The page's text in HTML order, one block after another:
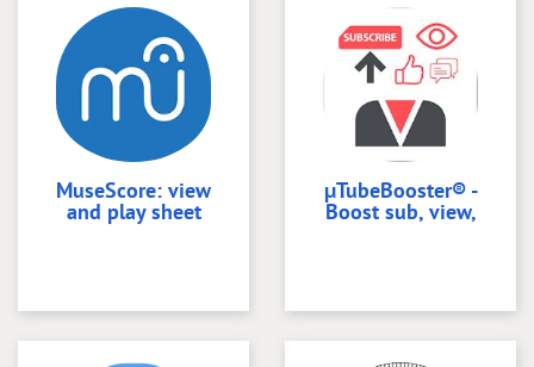
MuseScore: view
and play sheet
µTubeBooster® -
Boost sub, view,